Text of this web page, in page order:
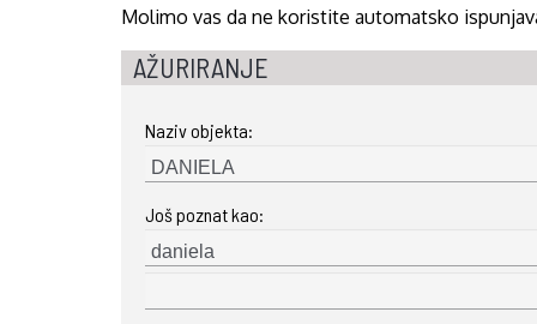
PRIMORSKO-GORANSKA ŽUPANIJA
VIROVITIČKO-PODRAVSKA ŽUPANIJA
OSJEČKO-BARANJSKA ŽUPANIJA
VUKOVARSKO-SRIJEMSKA ŽUPANIJA
ISTARSKA ŽUPANIJA
PIZZA
Molimo vas da ne koristite automatsko
AŽURIRANJE
Naziv objekta:
Još poznat kao: